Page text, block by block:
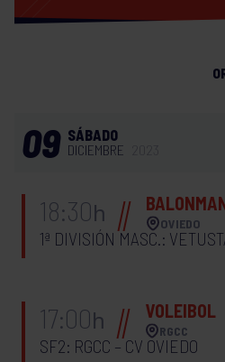
09 SÁBADO
DICIEMBRE
18:30h OVIEDO
1ª DIVISIÓN MASC.:
17:00h VOLEIBOL
RGCC
SF2: RGCC – CV OVIEDO